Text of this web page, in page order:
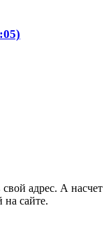
адрес. А насчет
на сайте.